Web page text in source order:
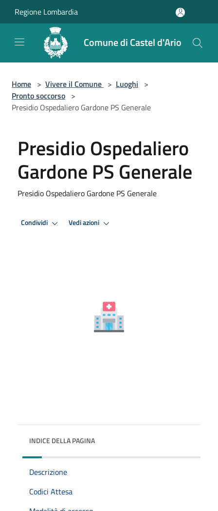
Regione Lombardia
Comune di Castel d'Ario
Home > Vivere il Comune > Luoghi >
Pronto soccorso >
Presidio Ospedaliero Gardone PS Generale
Presidio Ospedaliero
Gardone PS Generale
Presidio Ospedaliero Gardone PS Generale
Condividi Vedi azioni
INDICE DELLA PAGINA
Descrizione
Codici Attesa